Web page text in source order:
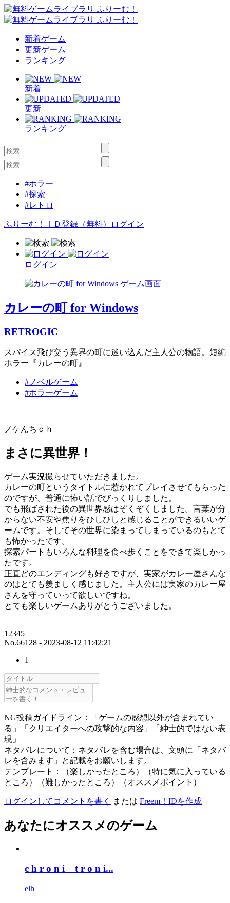
新着ゲーム
更新ゲーム
ランキング
新着
更新
ランキング
#ホラー
#探索
#レトロ
ふりーむ！ＩＤ登録（無料） ログイン
ログイン
カレーの町 for Windows
RETROGIC
スパイス飛び交う異界の町に迷い込んだ主人公の物語。短編
ホラー『カレーの町』
#ノベルゲーム
#ホラーゲーム
ノケんちｃｈ
まさに異世界！
ゲーム実況撮らせていただきました。
カレーの町というタイトルに惹かれてプレイさせてもらった
のですが、普通に怖い話でびっくりしました。
でも飛ばされた後の異世界感はぞくぞくしました。言葉が分
からない不安や焦りをひしひしと感じることができるいいゲ
ームです。そしてその世界に染まってしまっているのもとて
も怖かったです。
探索パートもいろんな料理を食べ歩くことをできて楽しかっ
たです。
正直どのエンディングも好きですが、実家がカレー屋さんな
のはとても羨ましく感じました。主人公には実家のカレー屋
さんを守っていって欲しいですね。
とても楽しいゲームありがとうございました。
12345
No.66128 - 2023-08-12 11:42:21
1
NG投稿ガイドライン：「ゲームの感想以外が含まれてい
る」「クリエイターへの攻撃的な内容」「紳士的ではない表
現」
ネタバレについて：ネタバレを含む場合は、文頭に「ネタバ
レを含みます」と記載をお願いします。
テンプレート：（楽しかったところ）（特に気に入っている
ところ）（難しかったところ）（オススメポイント）
ログインしてコメントを書く または Freem！IDを作成
あなたにオススメのゲーム
c h r o n i _ t r o n i...
elh